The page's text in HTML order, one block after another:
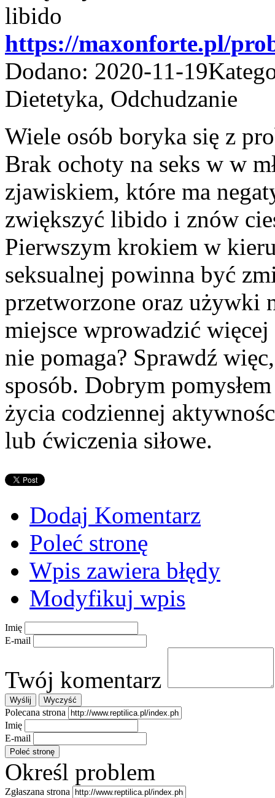
https://maxonforte.pl/
Dodano: 2020-11-19
Dietetyka, Odchudzanie
Wiele osób boryka się z
Brak ochoty na seks w w
zjawiskiem, które ma
zwiększyć libido i znów
Pierwszym krokiem w
seksualnej powinna być
przetworzone oraz używki
miejsce wprowadzić
nie pomaga? Sprawdź
sposób. Dobrym
życia codziennej
lub ćwiczenia siłowe.
Dodaj Komentarz
Poleć stronę
Wpis zawiera błędy
Modyfikuj wpis
Imię
E-mail
Twój komentarz
Polecana strona
Imię
E-mail
Określ problem
Zgłaszana strona